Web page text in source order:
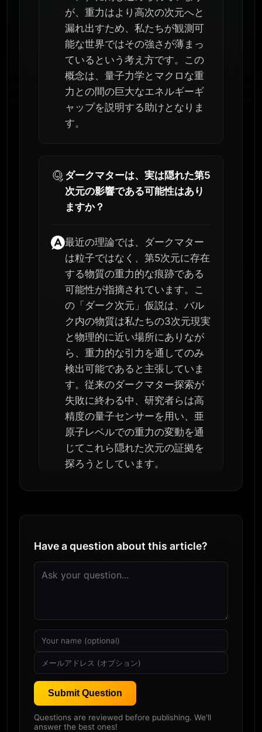
が、重力はより高次の次元へと
漏れ出すため、私たちが観測可
能な世界ではその強さが薄まっ
ているという考え方です。この
概念は、量子力学とマクロな重
力との間の巨大なエネルギーギ
ャップを説明する助けとなりま
す。
ダークマターは、実は隠れた第5
次元の影響である可能性はあり
ますか？
最近の理論では、ダークマター
は粒子ではなく、第5次元に存在
する物質の重力的な痕跡である
可能性が指摘されています。こ
の「ダーク次元」仮説は、バル
ク内の物質は私たちの3次元現実
と物理的に近い場所にありなが
ら、重力的な引力を通してのみ
検出可能であると主張していま
す。従来のダークマター探索が
失敗に終わる中、研究者らは高
精度の量子センサーを用い、亜
原子レベルでの重力の変動を通
じてこれら隠れた次元の証拠を
探ろうとしています。
Have a question about this article?
Submit Question
Questions are reviewed before publishing. We'll
answer the best ones!